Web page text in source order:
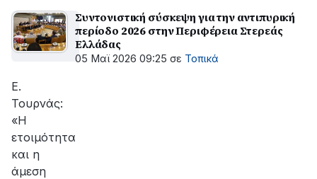
Συντονιστική σύσκεψη για την αντιπυρική
περίοδο 2026 στην Περιφέρεια Στερεάς
Ελλάδας
05 Μαϊ 2026 09:25 σε Τοπικά
Ε.
Τουρνάς:
«Η
ετοιμότητα
και η
άμεση